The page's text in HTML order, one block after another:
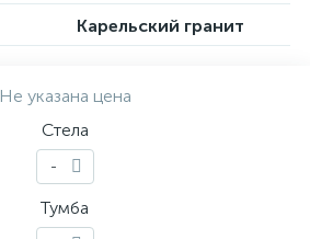
Карельский гранит
Не указана цена
Стела
-
Тумба